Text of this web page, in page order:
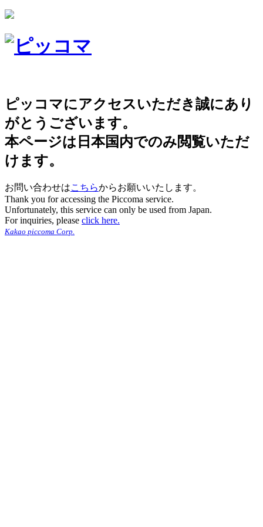
ピッコマにアクセスいただき誠にあり
がとうございます。
本ページは日本国内でのみ閲覧いただ
けます。
お問い合わせはこちらからお願いいたします。
Thank you for accessing the Piccoma service.
Unfortunately, this service can only be used from Japan.
For inquiries, please click here.
Kakao piccoma Corp.